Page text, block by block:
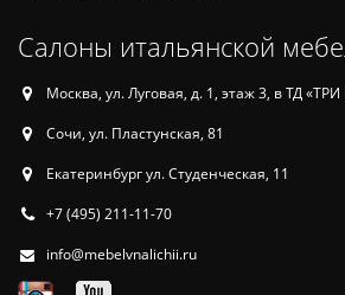
Салоны итальянской
Москва, ул. Луговая, д. 1, этаж 3, в ТД
Сочи, ул. Пластунская, 81
Екатеринбург ул. Студенческая, 11
+7 (495) 211-11-70
info@mebelvnalichii.ru